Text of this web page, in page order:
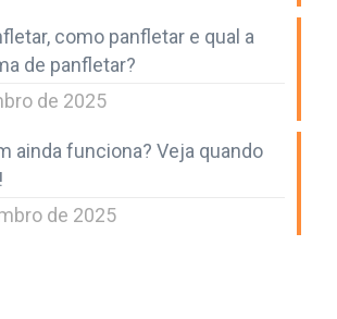
como panfletar e qual a
de panfletar?
de 2025
ainda funciona? Veja quando
de 2025